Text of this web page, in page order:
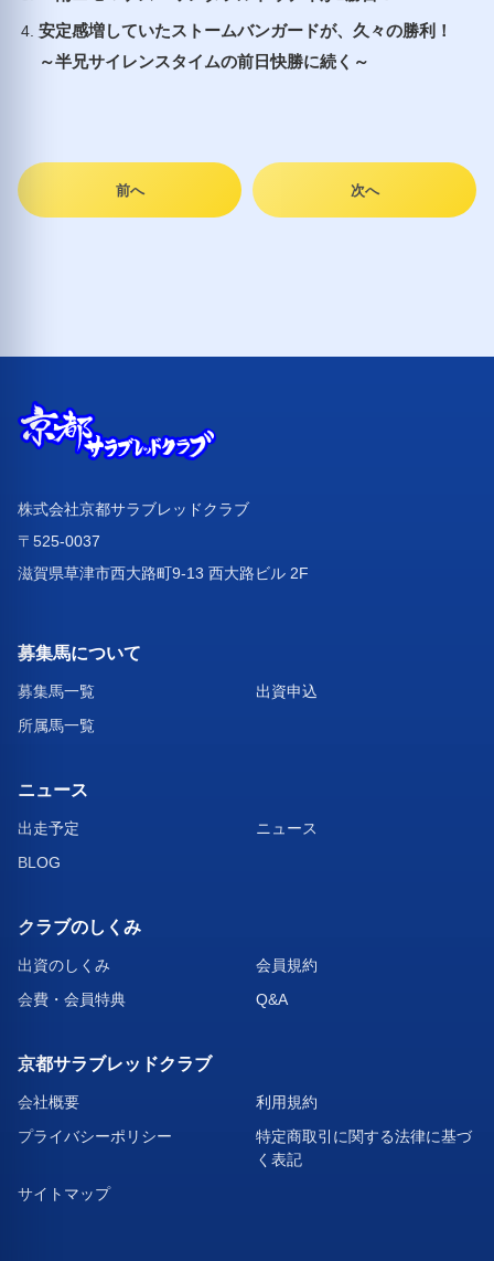
安定感増していたストームバンガードが、久々の勝利！
～半兄サイレンスタイムの前日快勝に続く～
前へ 次へ
株式会社京都サラブレッドクラブ
〒525-0037
滋賀県草津市西大路町9-13 西大路ビル 2F
募集馬について
募集馬一覧
出資申込
所属馬一覧
ニュース
出走予定
ニュース
BLOG
クラブのしくみ
出資のしくみ
会員規約
会費・会員特典
Q&A
京都サラブレッドクラブ
会社概要
利用規約
プライバシーポリシー
特定商取引に関する法律に基づ
く表記
サイトマップ